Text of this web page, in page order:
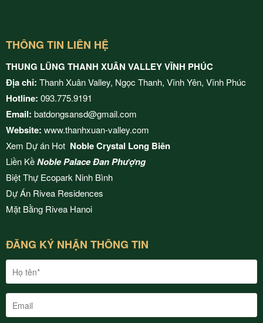
THÔNG TIN LIÊN HỆ
THUNG LŨNG THANH XUÂN VALLEY VĨNH PHÚC
Địa chỉ: Thanh Xuân Valley, Ngọc Thanh, Vĩnh Yên, Vĩnh Phúc
Hotline: 093.775.9191
Email: batdongsansd@gmail.com
Website: www.thanhxuan-valley.com
Xem Dự án Hot Noble Crystal Long Biên
Liền KềNoble Palace Đan Phượng
Biệt Thự Ecopark Ninh Bình
Dự Án Rivea Residences
Mặt Bằng Rivea Hanoi
ĐĂNG KÝ NHẬN THÔNG TIN